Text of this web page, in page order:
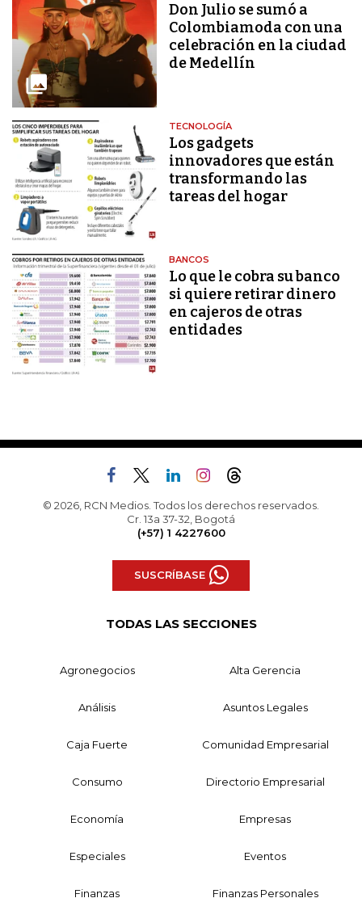
Don Julio se sumó a
Colombiamoda con una
celebración en la ciudad
de Medellín
TECNOLOGÍA
Los gadgets
innovadores que están
transformando las
tareas del hogar
BANCOS
Lo que le cobra su banco
si quiere retirar dinero
en cajeros de otras
entidades
© 2026, RCN Medios. Todos los derechos reservados.
Cr. 13a 37-32, Bogotá
(+57) 1 4227600
SUSCRÍBASE
TODAS LAS SECCIONES
Agronegocios Alta Gerencia
Análisis Asuntos Legales
Caja Fuerte Comunidad Empresarial
Consumo Directorio Empresarial
Economía Empresas
Especiales Eventos
Finanzas Finanzas Personales